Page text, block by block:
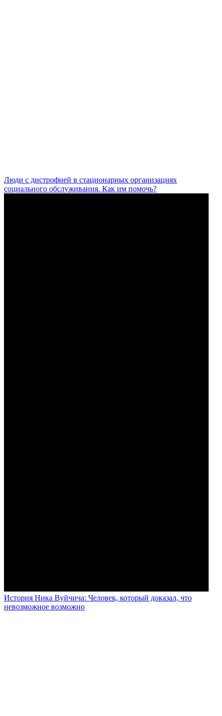
Люди с дистрофией в стационарных организациях
социального обслуживания. Как им помочь?
История Ника Вуйчича: Человек, который доказал, что
невозможное возможно